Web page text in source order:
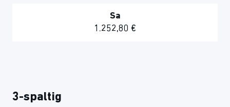
Sa
1.252,80 €
3-spaltig